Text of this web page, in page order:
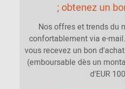
; obtenez un
Nos offres et trends du
confortablement via e-
vous recevez un bon
(emboursable dès un
d'EUR